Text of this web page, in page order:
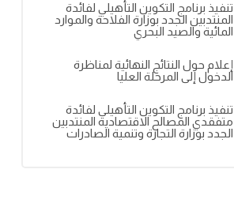
تنفيذ برنامج التكوين التأهيلي لفائدة
المنتدبين الجدد بوزارة الفلاحة والموارد
المائية والصيد البحري
إعلام حول النتائج النهائية لمناظرة
الدخول إلى المرحلة العليا
تنفيذ برنامج التكوين التأهيلي لفائدة
متفقدي المصالح الاقتصادية المنتدبين
الجدد بوزارة التجارة وتنمية الصادرات